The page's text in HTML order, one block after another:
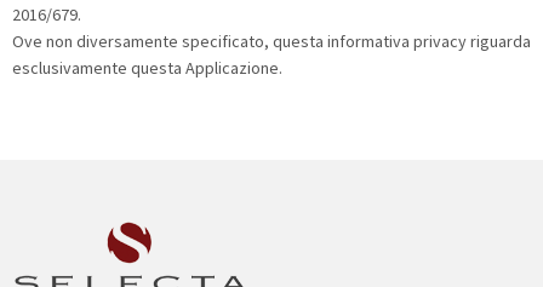
2016/679.
Ove non diversamente specificato, questa informativa privacy riguarda
esclusivamente questa Applicazione.